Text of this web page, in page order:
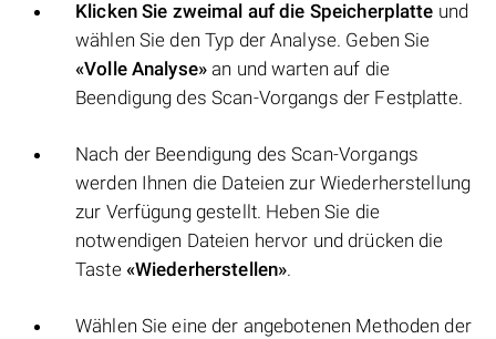
Klicken Sie zweimal auf die Speicherplatte und
wählen Sie den Typ der Analyse. Geben Sie
«Volle Analyse» an und warten auf die
Beendigung des Scan-Vorgangs der Festplatte.
Nach der Beendigung des Scan-Vorgangs
werden Ihnen die Dateien zur Wiederherstellung
zur Verfügung gestellt. Heben Sie die
notwendigen Dateien hervor und drücken die
Taste «Wiederherstellen».
Wählen Sie eine der angebotenen Methoden der